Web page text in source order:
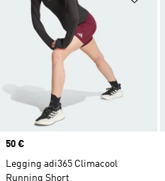
Prix
50 €
Legging adi365 Climacool
Running Short